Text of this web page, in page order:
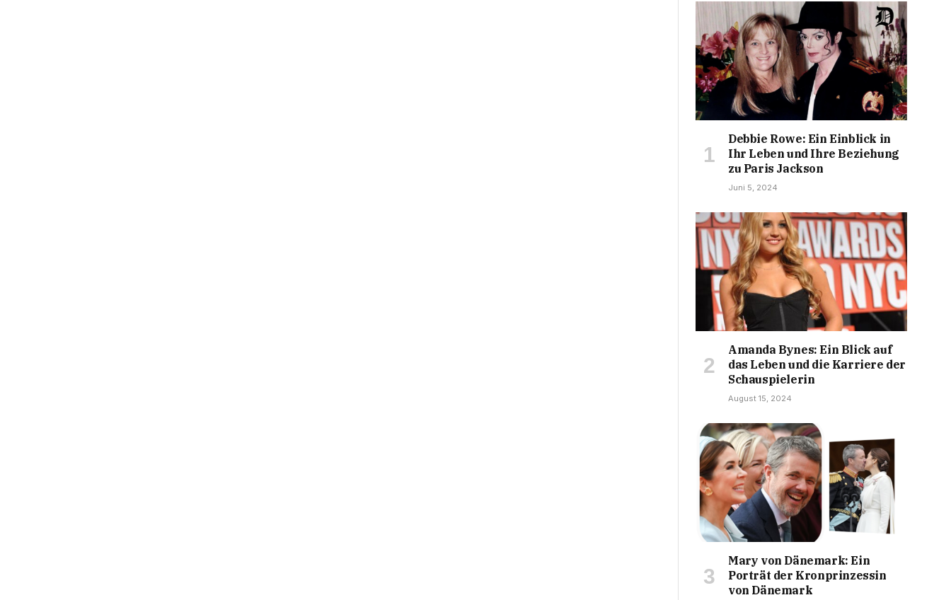
Debbie Rowe: Ein Einblick in
Ihr Leben und Ihre Beziehung
zu Paris Jackson
Juni 5, 2024
Amanda Bynes: Ein Blick auf
das Leben und die Karriere der
Schauspielerin
August 15, 2024
Mary von Dänemark: Ein
Porträt der Kronprinzessin
von Dänemark